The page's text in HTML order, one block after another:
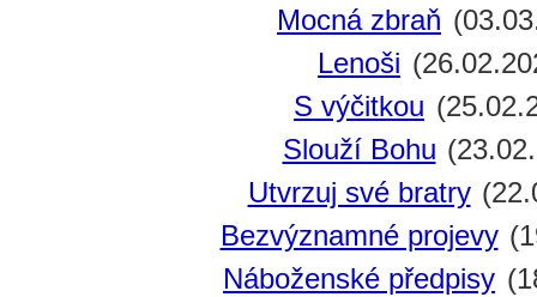
Mocná zbraň
Lenoši
S výčitkou
Slouží Bohu
Utvrzuj své bratry
Bezvýznamné projevy
Náboženské předpisy